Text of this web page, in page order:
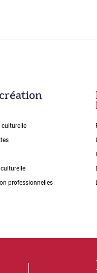
culturelle
professionnelles